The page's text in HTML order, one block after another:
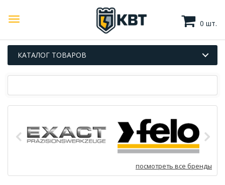
0 шт.
КАТАЛОГ ТОВАРОВ
посмотреть все бренды